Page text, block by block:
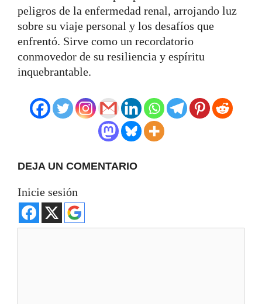
peligros de la enfermedad renal, arrojando luz
sobre su viaje personal y los desafíos que
enfrentó. Sirve como un recordatorio
conmovedor de su resiliencia y espíritu
inquebrantable.
DEJA UN COMENTARIO
Inicie sesión